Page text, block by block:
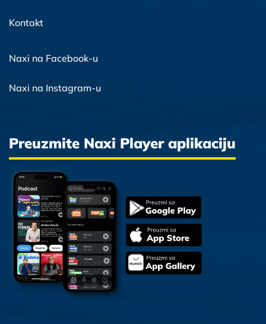
Kontakt
Naxi na Facebook-u
Naxi na Instagram-u
Preuzmite Naxi Player aplikaciju